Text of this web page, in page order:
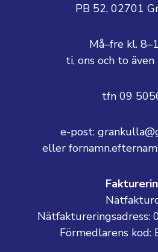
PB 52, 02701
Må–fre kl.
ti, ons och to
tfn 09
e-post:
eller
Nätfaktureringsadress:
Förmedlarens kod: